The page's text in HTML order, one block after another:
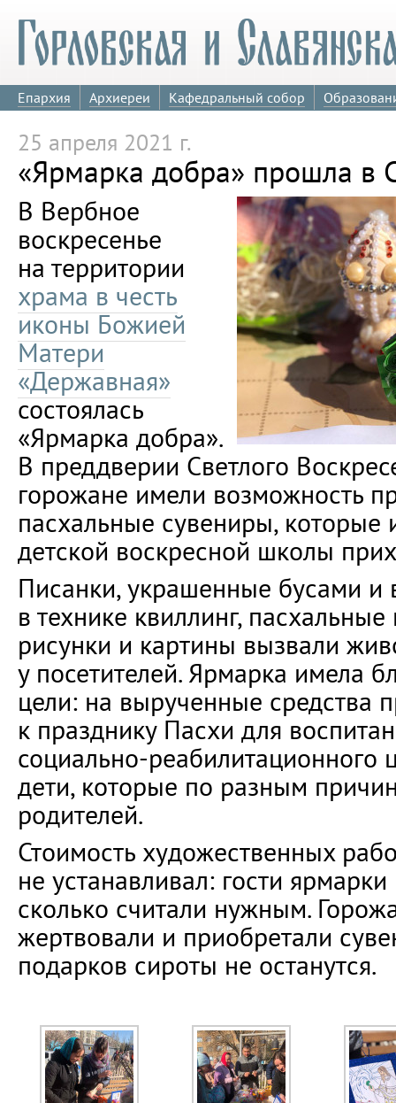
Епархия Архиереи Кафедральный собор
25 апреля 2021 г.
«Ярмарка добра» прошла в
В Вербное
воскресенье
на территории
храма в честь
иконы Божией
Матери
«Державная»
состоялась
«Ярмарка добра».
В преддверии Светлого
горожане имели возможность
пасхальные сувениры, которые
детской воскресной школы
Писанки, украшенные бусами
в технике квиллинг,
рисунки и картины вызвали
у посетителей. Ярмарка имела
цели: на вырученные средства
к празднику Пасхи для
социально-реабилитационного
дети, которые по разным
родителей.
Стоимость художественных
не устанавливал: гости
сколько считали нужным.
жертвовали и приобретали
подарков сироты не останутся.